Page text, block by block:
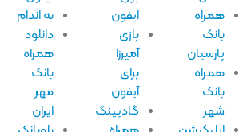
همراه
پارسیان
همراه
ایفون
بازی
آیفون
گادپینگ
به اندام
دانلود
همراه